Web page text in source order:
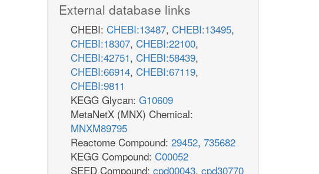
External database links
CHEBI: CHEBI:13487, CHEBI:13495,
CHEBI:18307, CHEBI:22100,
CHEBI:42751, CHEBI:58439,
CHEBI:66914, CHEBI:67119,
CHEBI:9811
KEGG Glycan: G10609
MetaNetX (MNX) Chemical:
MNXM89795
Reactome Compound: 29452, 735682
KEGG Compound: C00052
SEED Compound: cpd00043, cpd30770